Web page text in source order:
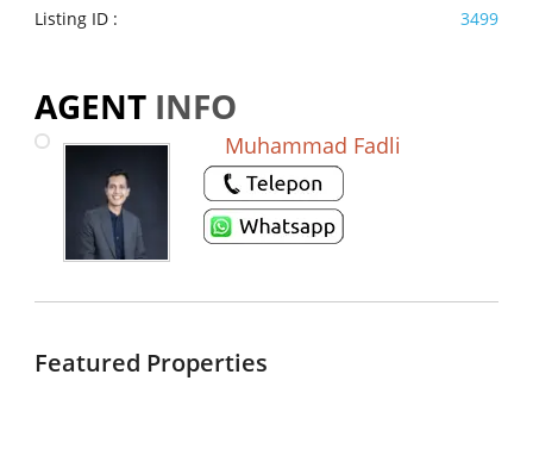
Listing ID :
3499
AGENTINFO
Muhammad Fadli
Featured Properties